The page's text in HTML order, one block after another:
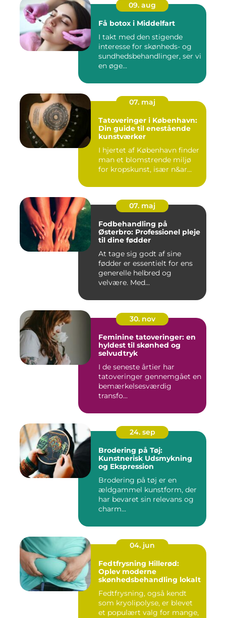
09. aug
Få botox i Middelfart
I takt med den stigende
interesse for skønheds- og
sundhedsbehandlinger, ser vi
en øge...
07. maj
Tatoveringer i København:
Din guide til enestående
kunstværker
I hjertet af København finder
man et blomstrende miljø
for kropskunst, især n&ar...
07. maj
Fodbehandling på
Østerbro: Professionel pleje
til dine fødder
At tage sig godt af sine
fødder er essentielt for ens
generelle helbred og
velvære. Med...
30. nov
Feminine tatoveringer: en
hyldest til skønhed og
selvudtryk
I de seneste årtier har
tatoveringer gennemgået en
bemærkelsesværdig
transfo...
24. sep
Brodering på Tøj:
Kunstnerisk Udsmykning
og Ekspression
Brodering på tøj er en
ældgammel kunstform, der
har bevaret sin relevans og
charm...
04. jun
Fedtfrysning Hillerød:
Oplev moderne
skønhedsbehandling lokalt
Fedtfrysning, også kendt
som kryolipolyse, er blevet
et populært valg for mange,